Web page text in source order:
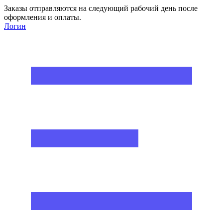
Заказы отправляются на следующий рабочий день после
оформления и оплаты.
Логин